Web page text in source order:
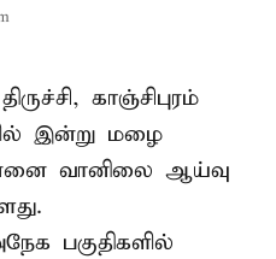
காஞ்சிபுரம்
இன்று மழை
வானிலை ஆய்வு
பகுதிகளில்